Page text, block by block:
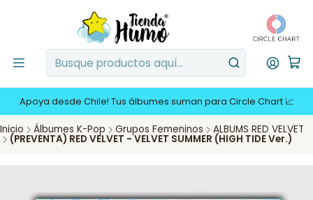
Apoya desde Chile! Tus álbumes suman para Circle Chart 📈
Inicio Álbumes K-Pop Grupos Femeninos ALBUMS RED VELVET
(PREVENTA) RED VELVET - VELVET SUMMER (HIGH TIDE Ver.)